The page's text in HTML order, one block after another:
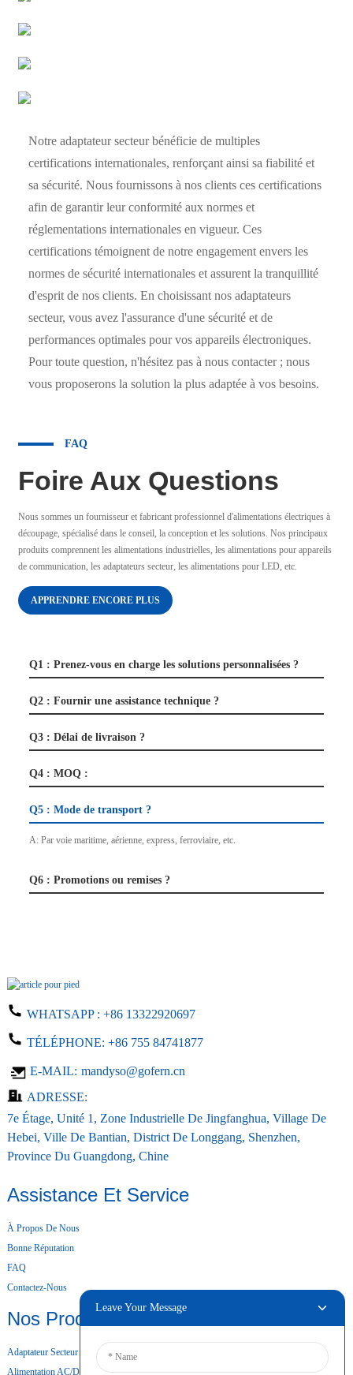
Notre adaptateur secteur bénéficie de multiples
certifications internationales, renforçant ainsi sa fiabilité et
sa sécurité. Nous fournissons à nos clients ces certifications
afin de garantir leur conformité aux normes et
réglementations internationales en vigueur. Ces
certifications témoignent de notre engagement envers les
normes de sécurité internationales et assurent la tranquillité
d'esprit de nos clients. En choisissant nos adaptateurs
secteur, vous avez l'assurance d'une sécurité et de
performances optimales pour vos appareils électroniques.
Pour toute question, n'hésitez pas à nous contacter ; nous
vous proposerons la solution la plus adaptée à vos besoins.
FAQ
Foire Aux Questions
Nous sommes un fournisseur et fabricant professionnel d'alimentations électriques à
découpage, spécialisé dans le conseil, la conception et les solutions. Nos principaux
produits comprennent les alimentations industrielles, les alimentations pour appareils
de communication, les adaptateurs secteur, les alimentations pour LED, etc.
APPRENDRE ENCORE PLUS
Q1 : Prenez-vous en charge les solutions personnalisées ?
Q2 : Fournir une assistance technique ?
Q3 : Délai de livraison ?
Q4 : MOQ :
Q5 : Mode de transport ?
A: Par voie maritime, aérienne, express, ferroviaire, etc.
Q6 : Promotions ou remises ?
WHATSAPP : +86 13322920697
TÉLÉPHONE: +86 755 84741877
E-MAIL: mandyso@gofern.cn
ADRESSE:
7e Étage, Unité 1, Zone Industrielle De Jingfanghua, Village De
Hebei, Ville De Bantian, District De Longgang, Shenzhen,
Province Du Guangdong, Chine
Assistance Et Service
À Propos De Nous
Bonne Réputation
FAQ
Contactez-Nous
Nos Produits
Adaptateur Secteur De Bureau
Alimentation AC/DC
Leave Your Message